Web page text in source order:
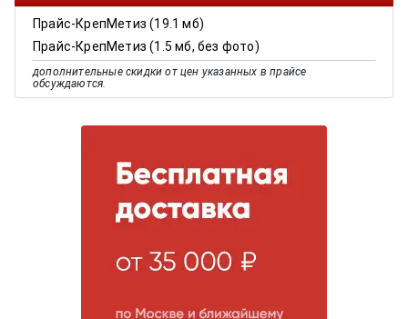
Прайс-КрепМетиз (19.1 мб)
Прайс-КрепМетиз (1.5 мб, без фото)
дополнительные скидки от цен указанных в прайсе
обсуждаются.